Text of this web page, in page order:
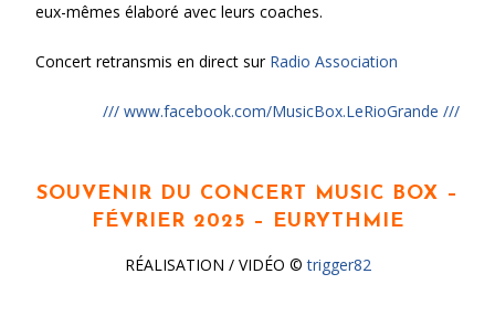
eux-mêmes élaboré avec leurs coaches.
Concert retransmis en direct sur Radio Association
/// www.facebook.com/MusicBox.LeRioGrande ///
SOUVENIR DU CONCERT MUSIC BOX –
FÉVRIER 2025 – EURYTHMIE
RÉALISATION / VIDÉO ©trigger82